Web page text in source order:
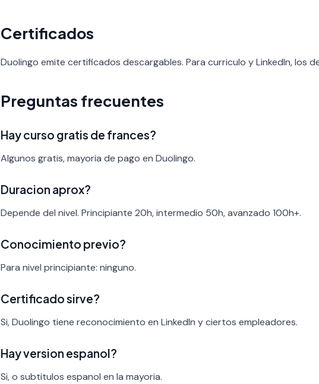
Certificados
Duolingo emite certificados descargables. Para curriculo y LinkedIn, los
Preguntas frecuentes
Hay curso gratis de frances?
Algunos gratis, mayoria de pago en Duolingo.
Duracion aprox?
Depende del nivel. Principiante 20h, intermedio 50h, avanzado 100h+.
Conocimiento previo?
Para nivel principiante: ninguno.
Certificado sirve?
Si, Duolingo tiene reconocimiento en LinkedIn y ciertos empleadores.
Hay version espanol?
Si, o subtitulos espanol en la mayoria.